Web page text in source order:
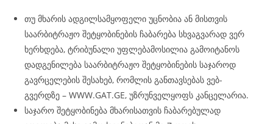
თუ მხარის ადგილსამყოფელი უცნობია ან მისთვის
საარბიტრაჟო შეტყობინების ჩაბარება სხვაგვარად ვერ
ხერხდება, ტრიბუნალი უფლებამოსილია გამოიტანოს
დადგენილება საარბიტრაჟო შეტყობინების საჯაროდ
გავრცელების შესახებ, რომლის განთავსებას ვებ-
გვერდზე – WWW.GAT.GE, უზრუნველყოფს კანცელარია.
საჯარო შეტყობინება მხარისათვის ჩაბარებულად